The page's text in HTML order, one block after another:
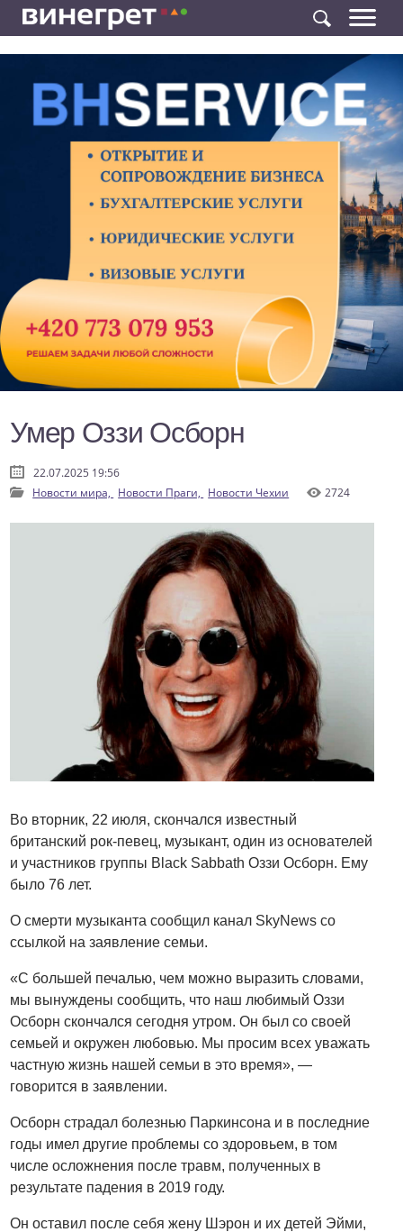
Умер Оззи Осборн
22.07.2025 19:56
Новости мира, Новости Праги, Новости Чехии 2724
Во вторник, 22 июля, скончался известный
британский рок-певец, музыкант, один из основателей
и участников группы Black Sabbath Оззи Осборн. Ему
было 76 лет.
О смерти музыканта сообщил канал SkyNews со
ссылкой на заявление семьи.
«С большей печалью, чем можно выразить словами,
мы вынуждены сообщить, что наш любимый Оззи
Осборн скончался сегодня утром. Он был со своей
семьей и окружен любовью. Мы просим всех уважать
частную жизнь нашей семьи в это время», —
говорится в заявлении.
Осборн страдал болезнью Паркинсона и в последние
годы имел другие проблемы со здоровьем, в том
числе осложнения после травм, полученных в
результате падения в 2019 году.
Он оставил после себя жену Шэрон и их детей Эйми,